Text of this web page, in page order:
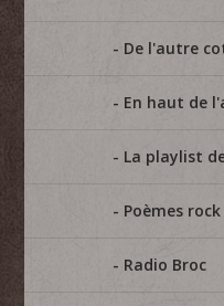
De l'autre
En haut de
La playlist
Poèmes rock
Radio Broc